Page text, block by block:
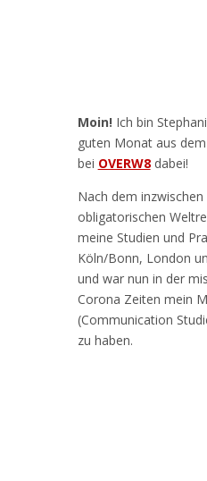
Moin! Ich bin
guten Monat aus
bei OVERW8dabei!
Nach dem
obligatorischen
meine Studien und
Köln/Bonn, London
und war nun in der
Corona Zeiten mein
(Communication
zu haben.